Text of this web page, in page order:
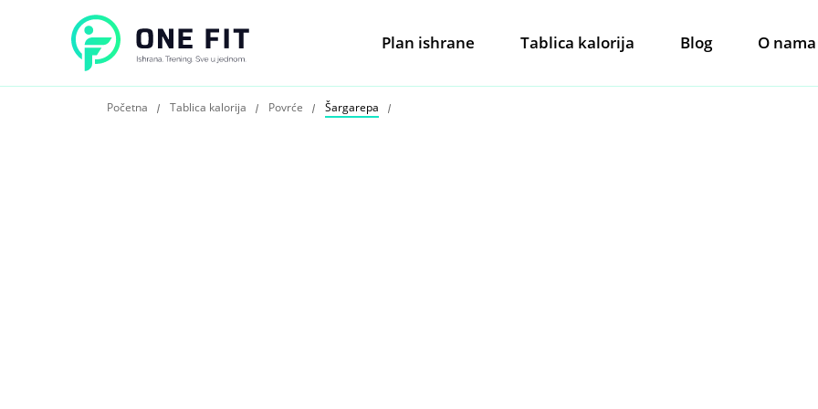
Plan ishrane Tablica kalorija Blog O nama
Početna Tablica kalorija Povrće Šargarepa